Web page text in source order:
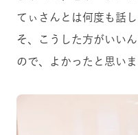
てぃさんとは何度も話
そ、こうした方がいい
ので、よかったと思いま